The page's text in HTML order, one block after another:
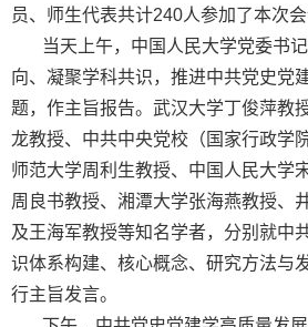
员、师生代表共计240人参加了本次
当天上午，中国人民大学党委书
向、凝聚学科共识，推进中共党史党
题，作主旨报告。武汉大学丁俊萍教
龙教授、中共中央党校（国家行政学
师范大学周利生教授、中国人民大学
周良书教授、湘潭大学张海燕教授、
及王海军教授等知名学者，分别就中
识体系构建、核心概念、研究方法与
行主旨发言。